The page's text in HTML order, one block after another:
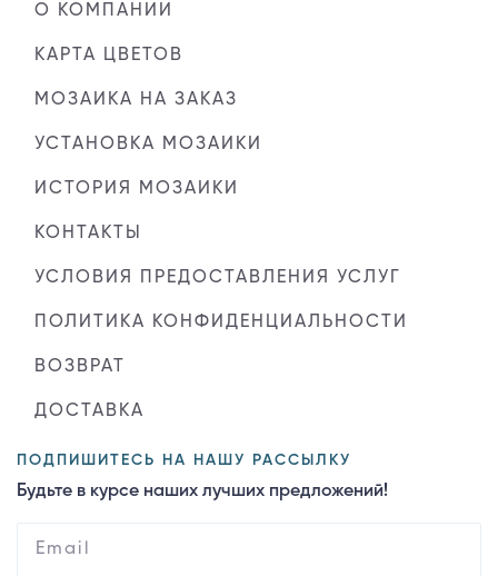
О КОМПАНИИ
КАРТА ЦВЕТОВ
МОЗАИКА НА ЗАКАЗ
УСТАНОВКА МОЗАИКИ
ИСТОРИЯ МОЗАИКИ
КОНТАКТЫ
УСЛОВИЯ ПРЕДОСТАВЛЕНИЯ УСЛУГ
ПОЛИТИКА КОНФИДЕНЦИАЛЬНОСТИ
ВОЗВРАТ
ДОСТАВКА
ПОДПИШИТЕСЬ НА НАШУ РАССЫЛКУ
Будьте в курсе наших лучших предложений!